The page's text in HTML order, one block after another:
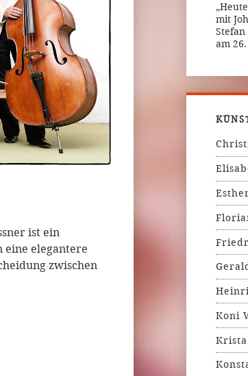
ist ein
elegantere
zwischen
mit
am
Koni
Krista